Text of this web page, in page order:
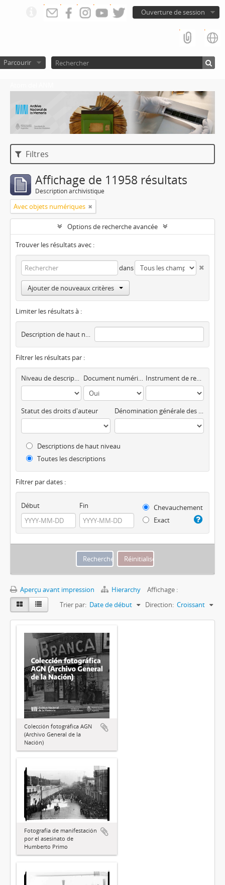
Ouverture de session
Parcourir
Filtres
Affichage de 11958 résultats
Description archivistique
Avec objets numériques
Options de recherche avancée
Trouver les résultats avec :
dans
Ajouter de nouveaux critères
Limiter les résultats à :
Description de haut niveau
Filtrer les résultats par :
Niveau de description Document numérique disponible Instrument de recherche
Statut des droits d'auteur Dénomination générale des documents
Descriptions de haut niveau
Toutes les descriptions
Filtrer par dates :
Début Fin
Chevauchement
Exact
Aperçu avant impression Hierarchy
Affichage :
Trier par: Date de début Direction: Croissant
Colección fotográfica AGN
(Archivo General de la
Nación)
Fotografía de manifestación
por el asesinato de
Humberto Primo